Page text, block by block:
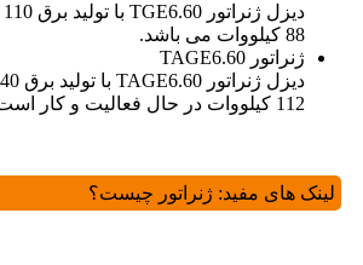
88 کیلووات می باشد.
ژنراتور TAGE6.60
112 کیلووات در حال فعالیت و کار است.
لینک های مفید: ژنراتور چیست؟